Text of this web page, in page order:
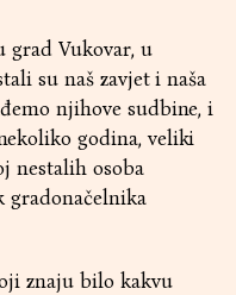
grad Vukovar, u
su naš zavjet i naša
njihove sudbine, i
godina, veliki
nestalih osoba
gradonačelnika
znaju bilo kakvu